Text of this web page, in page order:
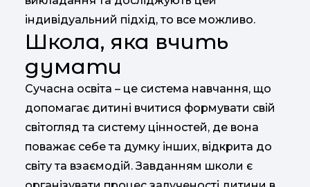
індивідуальний підхід, то все можливо.
Школа, яка вчить
думати
Сучасна освіта – це система навчання, що
допомагає дитині вчитися формувати свій
світогляд та систему цінностей, де вона
поважає себе та думку інших, відкрита до
світу та взаємодій. Завданням школи є